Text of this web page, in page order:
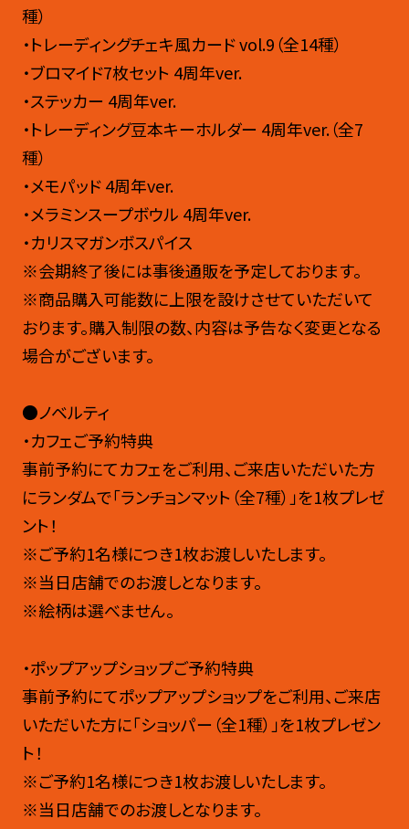
種）
・トレーディングチェキ風カード vol.9（全14種）
・ブロマイド7枚セット 4周年ver.
・ステッカー 4周年ver.
・トレーディング豆本キーホルダー 4周年ver.（全7
種）
・メモパッド 4周年ver.
・メラミンスープボウル 4周年ver.
・カリスマガンボスパイス
※会期終了後には事後通販を予定しております。
※商品購入可能数に上限を設けさせていただいて
おります。購入制限の数、内容は予告なく変更となる
場合がございます。
●ノベルティ
・カフェご予約特典
事前予約にてカフェをご利用、ご来店いただいた方
にランダムで「ランチョンマット（全7種）」を1枚プレゼ
ント！
※ご予約1名様につき1枚お渡しいたします。
※当日店舗でのお渡しとなります。
※絵柄は選べません。
・ポップアップショップご予約特典
事前予約にてポップアップショップをご利用、ご来店
いただいた方に「ショッパー（全1種）」を1枚プレゼン
ト！
※ご予約1名様につき1枚お渡しいたします。
※当日店舗でのお渡しとなります。